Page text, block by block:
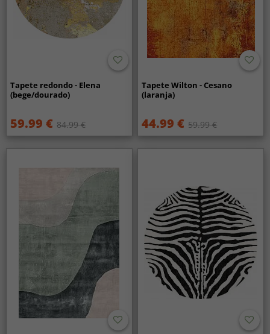
Tapete redondo - Elena
(bege/dourado)
59.99 € 84.99 €
Tapete Wilton - Cesano
(laranja)
44.99 € 59.99 €